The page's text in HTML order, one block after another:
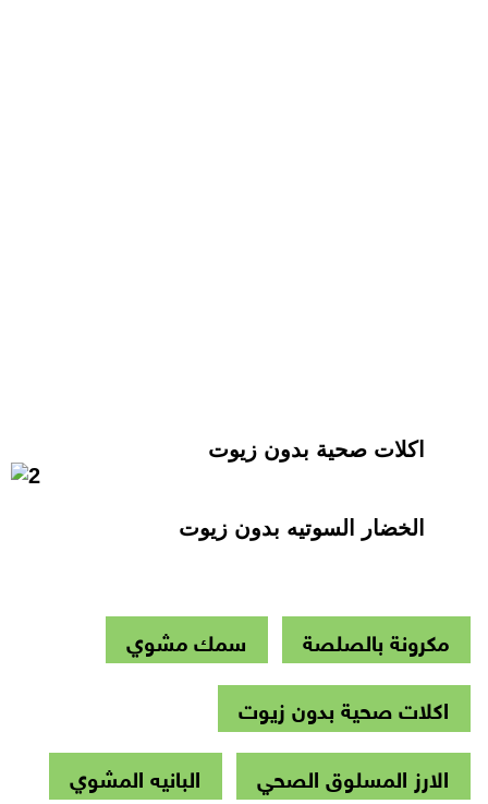
اكلات صحية بدون زيوت
الخضار السوتيه بدون زيوت
مكرونة بالصلصة
سمك مشوي
اكلات صحية بدون زيوت
الارز المسلوق الصحي
البانيه المشوي